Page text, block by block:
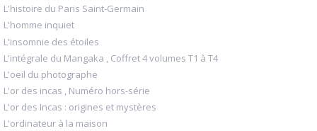
L'histoire du Paris Saint-Germain
L'homme inquiet
L'insomnie des étoiles
L'intégrale du Mangaka , Coffret 4 volumes T1 à T4
L'oeil du photographe
L'or des incas , Numéro hors-série
L'or des Incas : origines et mystères
L'ordinateur à la maison